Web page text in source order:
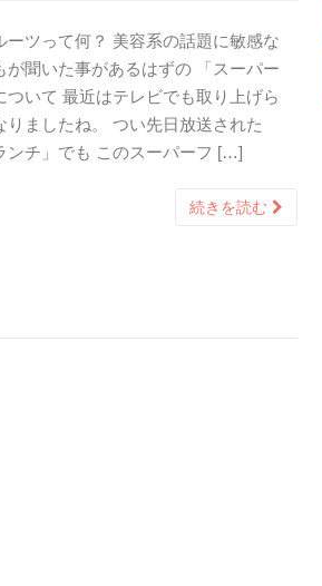
ーツって何？ 美容系の話題に敏感な
が聞いた事があるはずの 「スーパー
ついて 最近はテレビでも取り上げら
りましたね。 つい先日放送された
ンチ」でも このスーパーフ […]
続きを読む